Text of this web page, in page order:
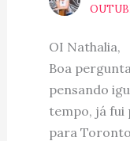
OI Nathalia,
Boa
pensando
tempo, já fui
para